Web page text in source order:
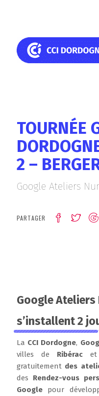
TOURNÉE
2 –
Google Ateliers
PARTAGER
Google Ateliers
s’installent 2
La CCI Dordogne,
villes de Ribérac
gratuitement des
des Rendez-vous
Googlepour